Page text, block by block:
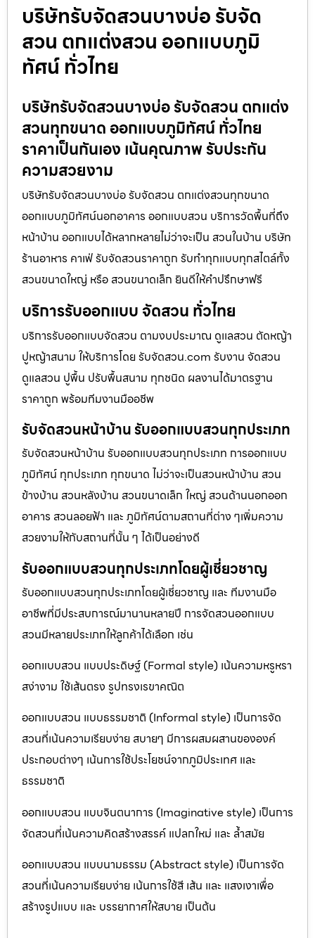
บริษัทรับจัดสวนบางบ่อ รับจัด
สวน ตกแต่งสวน ออกแบบภูมิ
ทัศน์ ทั่วไทย
บริษัทรับจัดสวนบางบ่อ รับจัดสวน ตกแต่ง
สวนทุกขนาด ออกแบบภูมิทัศน์ ทั่วไทย
ราคาเป็นกันเอง เน้นคุณภาพ รับประกัน
ความสวยงาม
บริษัทรับจัดสวนบางบ่อ รับจัดสวน ตกแต่งสวนทุกขนาด
ออกแบบภูมิทัศน์นอกอาคาร ออกแบบสวน บริการวัดพื้นที่ถึง
หน้าบ้าน ออกแบบได้หลากหลายไม่ว่าจะเป็น สวนในบ้าน บริษัท
ร้านอาหาร คาเฟ่ รับจัดสวนราคาถูก รับทำทุกแบบทุกสไตล์ทั้ง
สวนขนาดใหญ่ หรือ สวนขนาดเล็ก ยินดีให้คำปรึกษาฟรี
บริการรับออกแบบ จัดสวน ทั่วไทย
บริการรับออกแบบจัดสวน ตามงบประมาณ ดูเเลสวน ตัดหญ้า
ปูหญ้าสนาม ให้บริการโดย รับจัดสวน.com รับงาน จัดสวน
ดูแลสวน ปูพื้น ปรับพื้นสนาม ทุกชนิด ผลงานได้มาตรฐาน
ราคาถูก พร้อมทีมงานมืออชีพ
รับจัดสวนหน้าบ้าน รับออกแบบสวนทุกประเภท
รับจัดสวนหน้าบ้าน รับออกแบบสวนทุกประเภท การออกแบบ
ภูมิทัศน์ ทุกประเภท ทุกขนาด ไม่ว่าจะเป็นสวนหน้าบ้าน สวน
ข้างบ้าน สวนหลังบ้าน สวนขนาดเล็ก ใหญ่ สวนด้านนอกออก
อาคาร สวนลอยฟ้า และ ภูมิทัศน์ตามสถานที่ต่าง ๆเพิ่มความ
สวยงามให้กับสถานที่นั้น ๆ ได้เป็นอย่างดี
รับออกแบบสวนทุกประเภทโดยผู้เชี่ยวชาญ
รับออกแบบสวนทุกประเภทโดยผู้เชี่ยวชาญ และ ทีมงานมือ
อาชีพที่มีประสบการณ์มานานหลายปี การจัดสวนออกแบบ
สวนมีหลายประเภทให้ลูกค้าได้เลือก เช่น
ออกแบบสวน แบบประดิษฐ์ (Formal style) เน้นความหรูหรา
สง่างาม ใช้เส้นตรง รูปทรงเรขาคณิต
ออกแบบสวน แบบธรรมชาติ (Informal style) เป็นการจัด
สวนที่เน้นความเรียบง่าย สบายๆ มีการผสมผสานขององค์
ประกอบต่างๆ เน้นการใช้ประโยชน์จากภูมิประเทศ และ
ธรรมชาติ
ออกแบบสวน แบบจินตนาการ (Imaginative style) เป็นการ
จัดสวนที่เน้นความคิดสร้างสรรค์ แปลกใหม่ และ ล้ำสมัย
ออกแบบสวน แบบนามธรรม (Abstract style) เป็นการจัด
สวนที่เน้นความเรียบง่าย เน้นการใช้สี เส้น และ แสงเงาเพื่อ
สร้างรูปแบบ และ บรรยากาศให้สบาย เป็นต้น